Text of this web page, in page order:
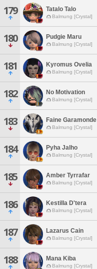
179 Tatalo Talo
Balmung [Crystal]
180 Pudgie Maru
Balmung [Crystal]
181 Kyromus Ovelia
Balmung [Crystal]
182 No Motivation
Balmung [Crystal]
183 Faine Garamonde
Balmung [Crystal]
184 Pyha Jalho
Balmung [Crystal]
185 Amber Tyrrafar
Balmung [Crystal]
186 Kestilla D'tera
Balmung [Crystal]
187 Lazarus Cain
Balmung [Crystal]
188 Mana Kiba
Balmung [Crystal]